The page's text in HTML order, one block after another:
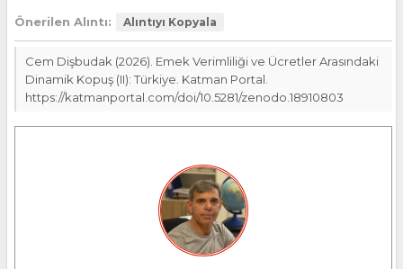
Önerilen Alıntı: Alıntıyı Kopyala
Cem Dişbudak (2026). Emek Verimliliği ve Ücretler Arasındaki
Dinamik Kopuş (II): Türkiye. Katman Portal.
https://katmanportal.com/doi/10.5281/zenodo.18910803